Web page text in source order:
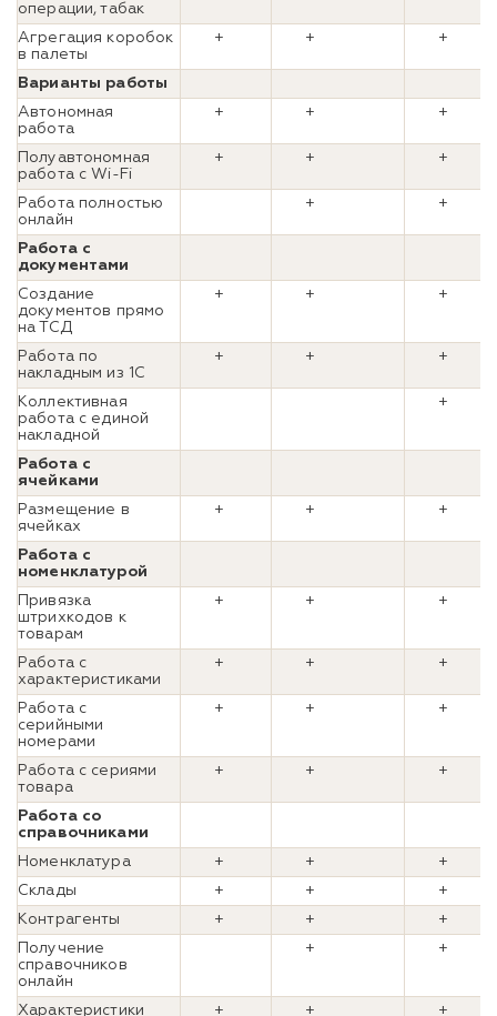
операции, табак
Агрегация коробок
в палеты
+ + +
Варианты работы
Автономная
работа
+ + +
Полуавтономная
работа с Wi-Fi
+ + +
Работа полностью
онлайн
+ +
Работа с
документами
Создание
документов прямо
на ТСД
+ + +
Работа по
накладным из 1С
+ + +
Коллективная
работа с единой
накладной
+
Работа с
ячейками
Размещение в
ячейках
+ + +
Работа с
номенклатурой
Привязка
штрихкодов к
товарам
+ + +
Работа с
характеристиками
+ + +
Работа с
серийными
номерами
+ + +
Работа с сериями
товара
+ + +
Работа со
справочниками
Номенклатура
+ +
+
Склады
+ +
+
Контрагенты
+ +
+
Получение
справочников
онлайн
+ +
Характеристики + + +